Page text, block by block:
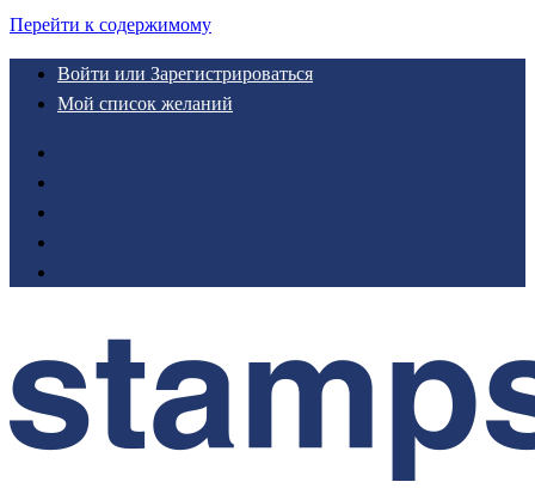
Перейти к содержимому
Войти или Зарегистрироваться
Мой список желаний